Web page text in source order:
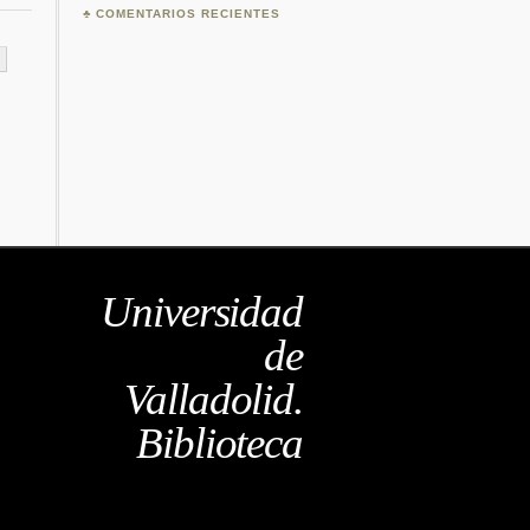
COMENTARIOS RECIENTES
Universidad
de
Valladolid.
Biblioteca